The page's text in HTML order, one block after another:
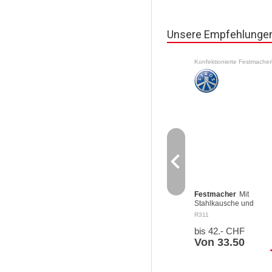
Unsere
Festmacher Mit
Stahlkausche und
Schlaufe. Aus dreifach
Tauwerk Farbe: weiss
Schlaufe von 27 cm auf
einer Seite und
R311
bis 42.- CHF
Von 33.50
navigate_before